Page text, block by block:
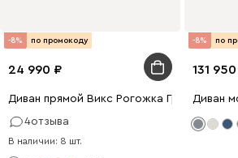
-8% по промокоду
24 990
Диван прямой Викс Рогожка Графитовый
4отзыва
В наличии: 8 шт.
-8% по
131 950
Диван